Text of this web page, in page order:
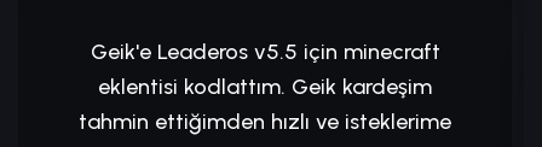
Geik'e Leaderos v5.5 için minecraft
eklentisi kodlattım. Geik kardeşim
tahmin ettiğimden hızlı ve isteklerime